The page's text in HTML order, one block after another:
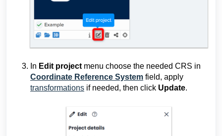
In Edit project menu choose the needed CRS in
Coordinate Reference System field, apply
transformations if needed, then click Update.